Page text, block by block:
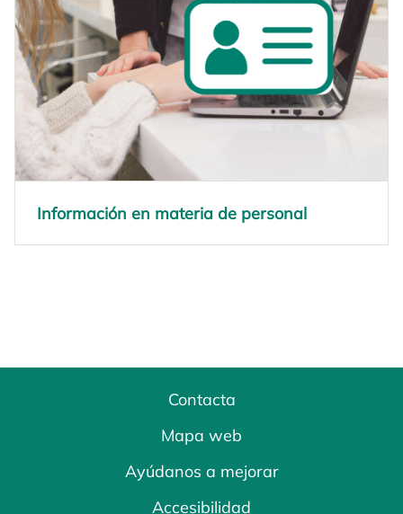
Información en materia de personal
Contacta
Mapa web
Ayúdanos a mejorar
Accesibilidad